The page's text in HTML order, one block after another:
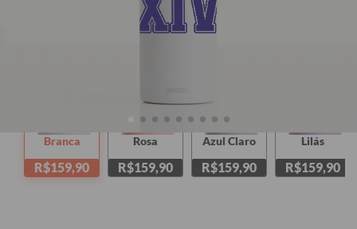
Fresh 950ml
Branca
R$159,90
Rosa
R$159,90
Azul Claro
R$159,90
Lilás
R$159,90